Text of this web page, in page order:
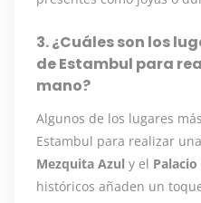
3. ¿Cuáles son los
de Estambul para
mano?
Algunos de los lugares
Estambul para realizar
Mezquita Azul y el
históricos añaden un